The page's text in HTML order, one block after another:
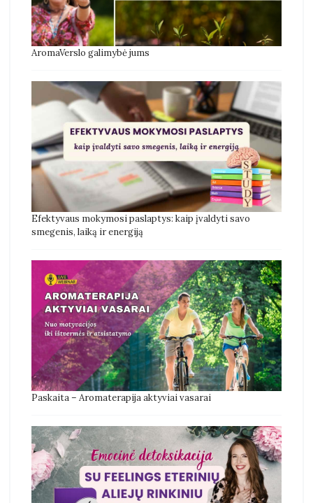
AromaVerslo galimybė jums
Efektyvaus mokymosi paslaptys: kaip įvaldyti savo
smegenis, laiką ir energiją
Paskaita – Aromaterapija aktyviai vasarai